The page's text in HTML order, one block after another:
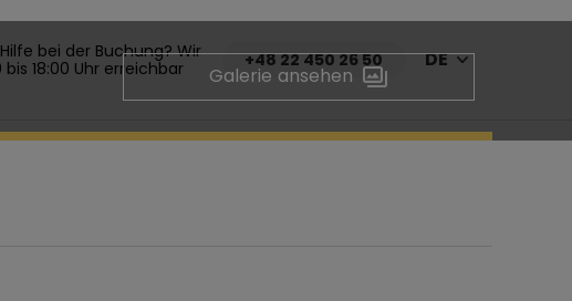
bei der Buchung? Wir
18:00 Uhr erreichbar
+48 22 450 26 50 DE
Galerie ansehen